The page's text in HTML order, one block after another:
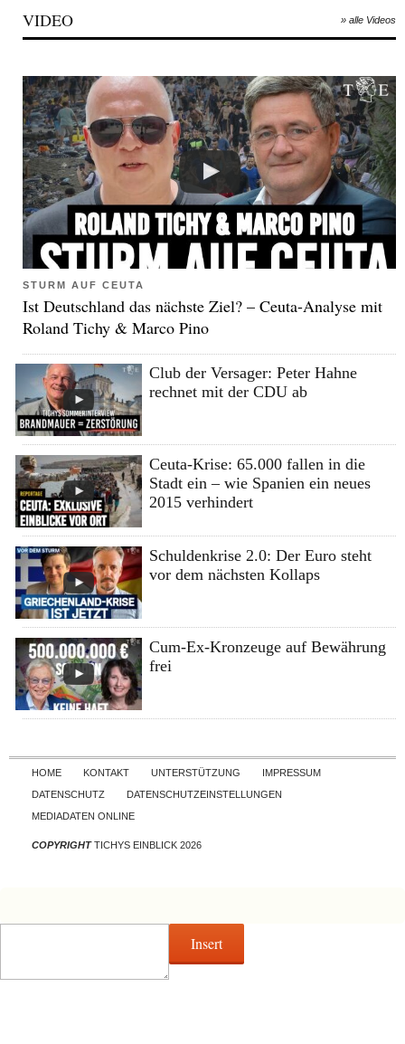
VIDEO » alle Videos
STURM AUF CEUTA
Ist Deutschland das nächste Ziel? – Ceuta-Analyse mit
Roland Tichy & Marco Pino
Club der Versager: Peter Hahne
rechnet mit der CDU ab
Ceuta-Krise: 65.000 fallen in die
Stadt ein – wie Spanien ein neues
2015 verhindert
Schuldenkrise 2.0: Der Euro steht
vor dem nächsten Kollaps
Cum-Ex-Kronzeuge auf Bewährung
frei
Skip to content
HOME KONTAKT UNTERSTÜTZUNG
IMPRESSUM
DATENSCHUTZ
DATENSCHUTZEINSTELLUNGEN
MEDIADATEN ONLINE
COPYRIGHTTICHYS EINBLICK 2026
Insert